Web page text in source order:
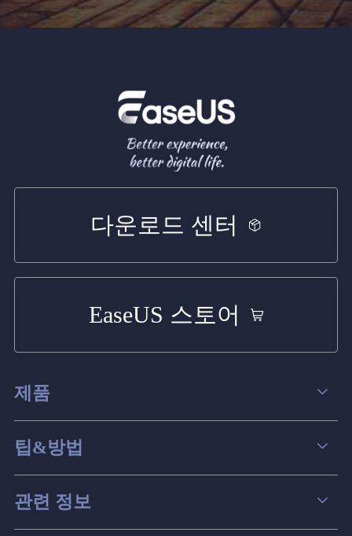
다운로드 센터
EaseUS 스토어
제품
데이터 복구
파티션 관리
스크린 레코더
팁&방법
컴퓨터 데이터 복구 팁
맥 데이터 복구 팁
관련 정보